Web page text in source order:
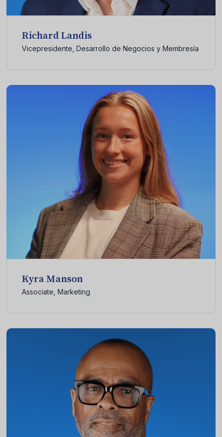
Richard Landis
Vicepresidente, Desarrollo de Negocios y Membresía
Kyra Manson
Associate, Marketing